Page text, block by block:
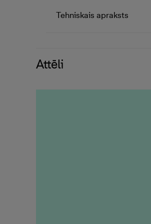
Tehniskais apraksts
Attēli